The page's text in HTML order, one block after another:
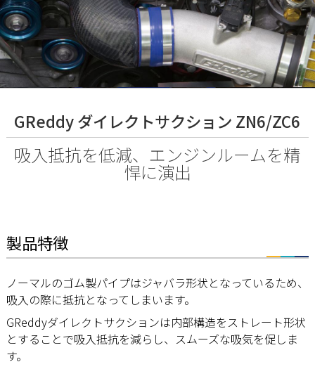
GReddy ダイレクトサクション ZN6/ZC6
吸入抵抗を低減、エンジンルームを精
悍に演出
製品特徴
ノーマルのゴム製パイプはジャバラ形状となっているため、
吸入の際に抵抗となってしまいます。
GReddyダイレクトサクションは内部構造をストレート形状
とすることで吸入抵抗を減らし、スムーズな吸気を促しま
す。